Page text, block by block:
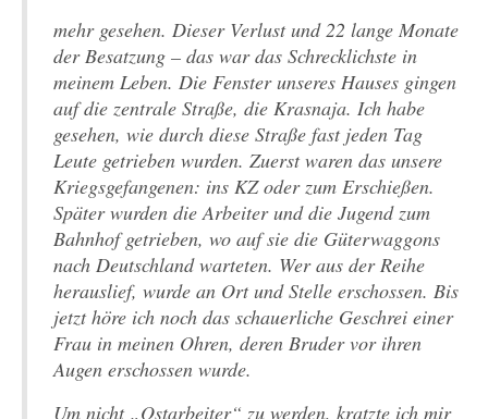
mehr gesehen. Dieser Verlust und 22 lange Monate
der Besatzung – das war das Schrecklichste in
meinem Leben. Die Fenster unseres Hauses gingen
auf die zentrale Straße, die Krasnaja. Ich habe
gesehen, wie durch diese Straße fast jeden Tag
Leute getrieben wurden. Zuerst waren das unsere
Kriegsgefangenen: ins KZ oder zum Erschießen.
Später wurden die Arbeiter und die Jugend zum
Bahnhof getrieben, wo auf sie die Güterwaggons
nach Deutschland warteten. Wer aus der Reihe
herauslief, wurde an Ort und Stelle erschossen. Bis
jetzt höre ich noch das schauerliche Geschrei einer
Frau in meinen Ohren, deren Bruder vor ihren
Augen erschossen wurde.
Um nicht „Ostarbeiter“ zu werden, kratzte ich mir